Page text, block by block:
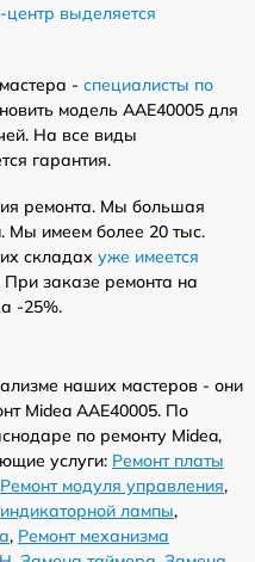
выделяется
- специалисты по
модель AAE40005 для
На все виды
гарантия.
ремонта. Мы большая
Мы имеем более 20 тыс.
складах уже имеется
При заказе ремонта на
-25%.
наших мастеров - они
Midea AAE40005. По
по ремонту Midea,
услуги: Ремонт платы
Ремонт модуля управления,
лампы,
, Ремонт механизма